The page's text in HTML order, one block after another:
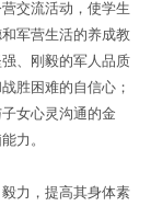
交流活动，使学生
军营生活的养成教
、刚毅的军人品质
胜困难的自信心；
女心灵沟通的金
力。
力，提高其身体素